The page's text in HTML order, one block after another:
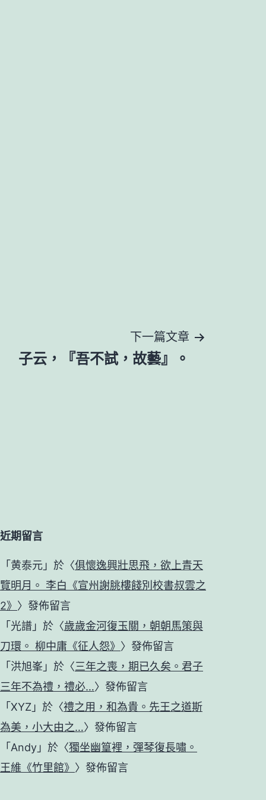
下一篇文章
子云，『吾不試，故藝』。
近期留言
「 黄泰元 」於〈俱懷逸興壯思飛，欲上青天
覽明月。 李白《宣州謝朓樓餞別校書叔雲之
2》 〉發佈留言
「 光譜 」於〈歲歲金河復玉關，朝朝馬策與
刀環。 柳中庸《征人怨》 〉發佈留言
「 洪旭峯 」於〈三年之喪，期已久矣。君子
三年不為禮，禮必…〉發佈留言
「 XYZ 」於〈禮之用，和為貴。先王之道斯
為美，小大由之…〉發佈留言
「 Andy 」於〈獨坐幽篁裡，彈琴復長嘯。
王維《竹里館》 〉發佈留言